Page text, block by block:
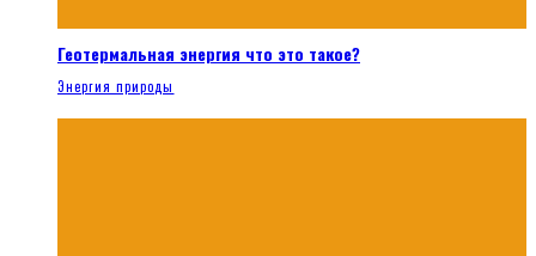
Геотермальная энергия что это такое?
Энергия природы